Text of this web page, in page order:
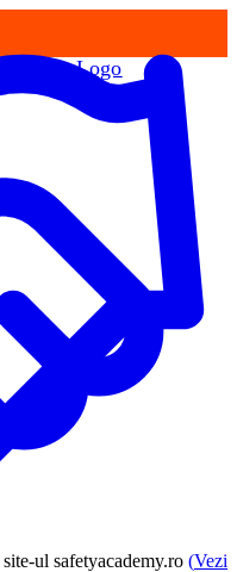
ul safetyacademy.ro (Vezi